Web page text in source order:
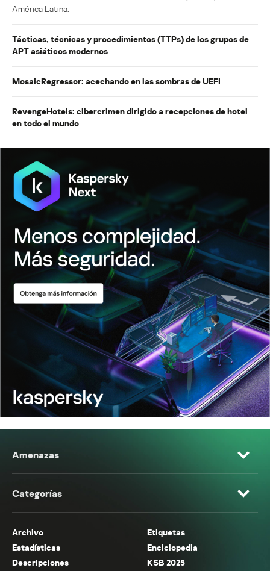
América Latina.
Tácticas, técnicas y procedimientos (TTPs) de los grupos de
APT asiáticos modernos
MosaicRegressor: acechando en las sombras de UEFI
RevengeHotels: cibercrimen dirigido a recepciones de hotel
en todo el mundo
Amenazas
Categorías
Archivo
Etiquetas
Estadísticas
Enciclopedia
Descripciones
KSB 2025